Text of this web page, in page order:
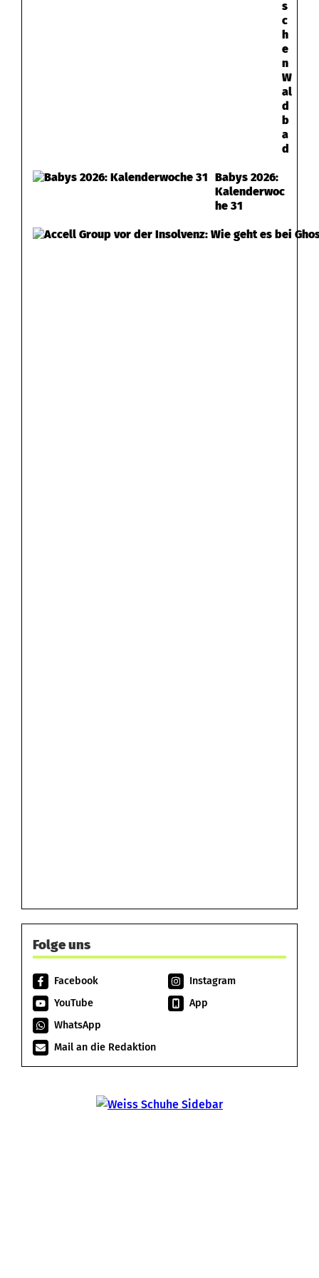
s
c
h
e
n
W
al
d
b
a
d
Babys 2026:
Kalenderwoc
he 31
Folge uns
Facebook
Instagram
YouTube
App
WhatsApp
Mail an die Redaktion